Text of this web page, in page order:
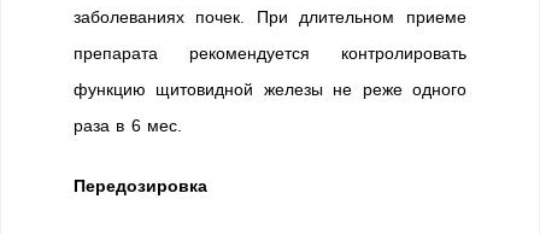
заболеваниях почек. При длительном приеме
препарата рекомендуется контролировать
функцию щитовидной железы не реже одного
раза в 6 мес.
Передозировка